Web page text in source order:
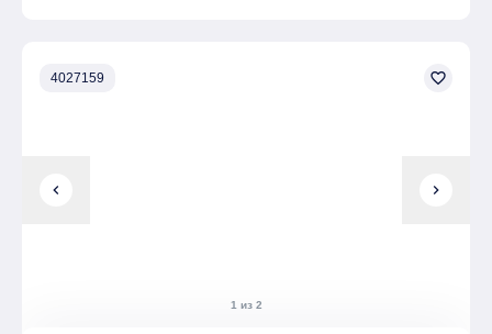
chevron_left chevron_right
1 из 2
4027159 favorite_border